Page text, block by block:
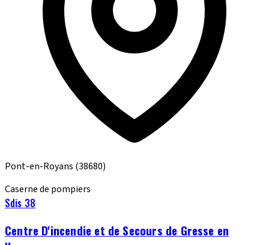
Pont-en-Royans (38680)
Caserne de pompiers
Sdis 38
Centre D'incendie et de Secours de Gresse en